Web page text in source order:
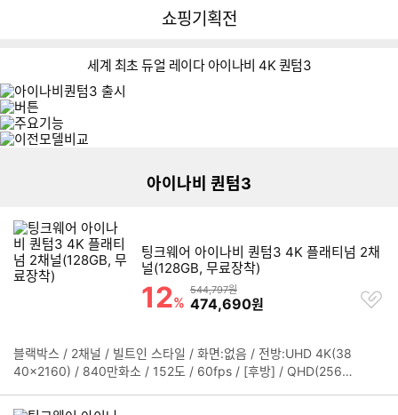
다나와
쇼핑기획전
세계 최초 듀얼 레이다 아이나비 4K 퀀텀3
2
1
아이나비 퀀텀3
팅크웨어 아이나비 퀀텀3 4K 플래티넘 2채
널(128GB, 무료장착)
할인률
12%
상품금액
544,797원
할인금액
474,690원
찜
하
블랙박스 / 2채널 / 빌트인 스타일 / 화면:없음 / 전방:UHD 4K(38
40x2160) / 840만화소 / 152도 / 60fps / [후방] / QHD(2560x
전방추돌경고(FCWS) / 차선이탈경보(LDWS) / 앞차출발알림(FV
펼